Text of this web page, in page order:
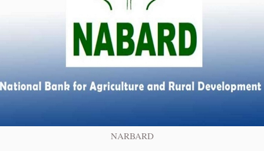
NARBARD